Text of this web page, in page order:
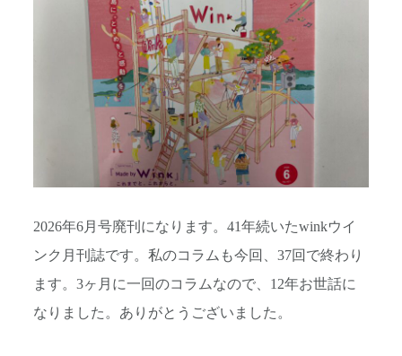
2026年6月号廃刊になります。41年続いたwinkウイ
ンク月刊誌です。私のコラムも今回、37回で終わり
ます。3ヶ月に一回のコラムなので、12年お世話に
なりました。ありがとうございました。